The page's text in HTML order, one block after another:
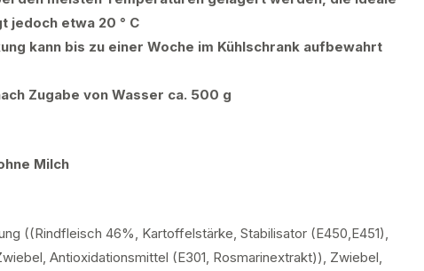
jedoch etwa 20 ° C
kann bis zu einer Woche im Kühlschrank aufbewahrt
Zugabe von Wasser ca. 500 g
Milch
((Rindfleisch 46%, Kartoffelstärke, Stabilisator (E450,E451),
Antioxidationsmittel (E301, Rosmarinextrakt)), Zwiebel,